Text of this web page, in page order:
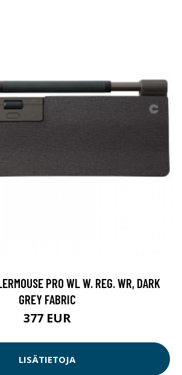
PRO WL W. REG. WR, DARK
GREY FABRIC
377 EUR
LISÄTIETOJA